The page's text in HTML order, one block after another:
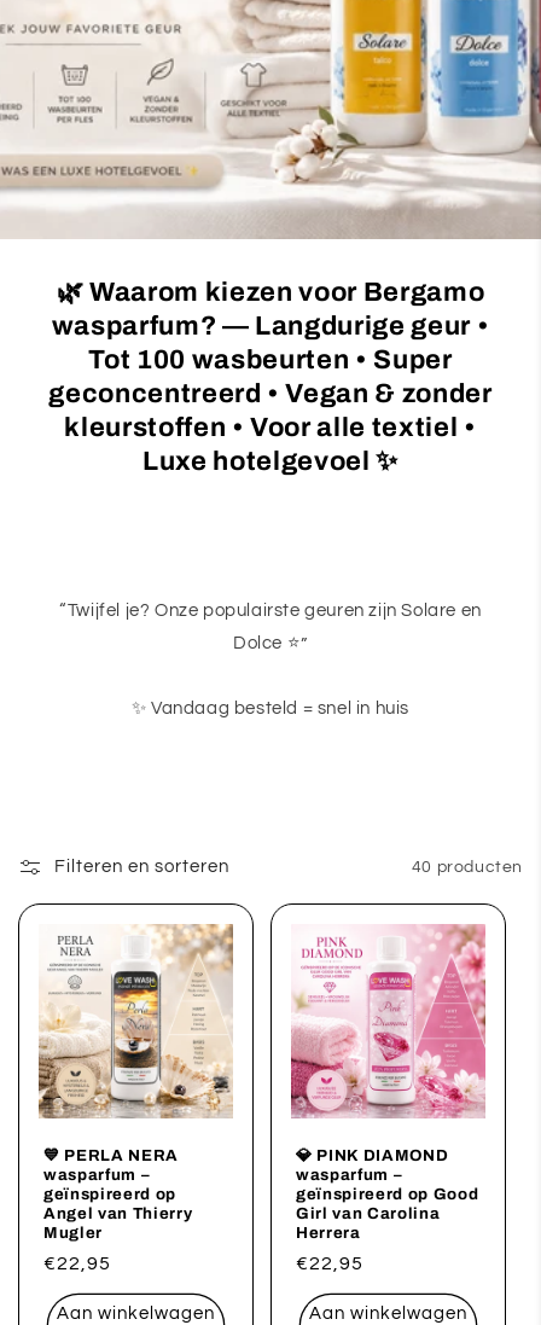
c
i
e
:
🌿 Waarom kiezen voor Bergamo
wasparfum? — Langdurige geur •
Tot 100 wasbeurten • Super
geconcentreerd • Vegan & zonder
kleurstoffen • Voor alle textiel •
Luxe hotelgevoel ✨
“Twijfel je? Onze populairste geuren zijn Solare en
Dolce ⭐”
✨ Vandaag besteld = snel in huis
Filteren en sorteren 40 producten
💙 PERLA NERA
wasparfum –
geïnspireerd op
Angel van Thierry
Mugler
Normale
prijs
€22,95
Aan winkelwagen
💎 PINK DIAMOND
wasparfum –
geïnspireerd op Good
Girl van Carolina
Herrera
Normale
prijs
€22,95
Aan winkelwagen